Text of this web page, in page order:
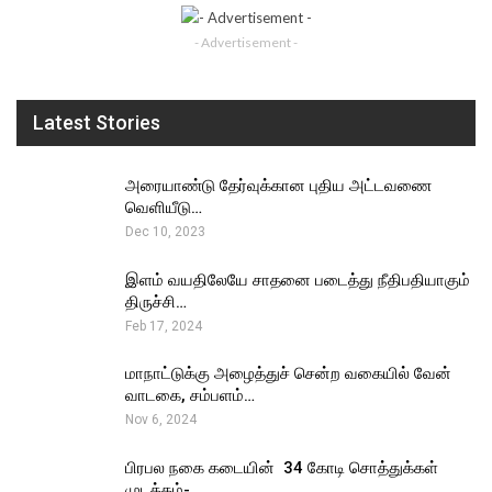
- Advertisement -
Latest Stories
அரையாண்டு தேர்வுக்கான புதிய அட்டவணை
வெளியீடு…
Dec 10, 2023
இளம் வயதிலேயே சாதனை படைத்து நீதிபதியாகும்
திருச்சி…
Feb 17, 2024
மாநாட்டுக்கு அழைத்துச் சென்ற வகையில் வேன்
வாடகை, சம்பளம்…
Nov 6, 2024
பிரபல நகை கடையின் ₹ 34 கோடி சொத்துக்கள்